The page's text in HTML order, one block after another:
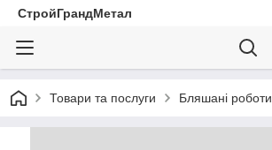
СтройГрандМетал
Товари та послуги Бляшані роботи